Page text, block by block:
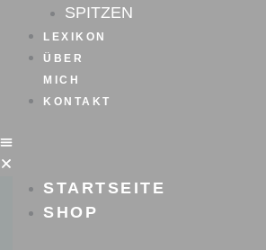
SPITZEN
LEXIKON
ÜBER
MICH
KONTAKT
STARTSEITE
SHOP